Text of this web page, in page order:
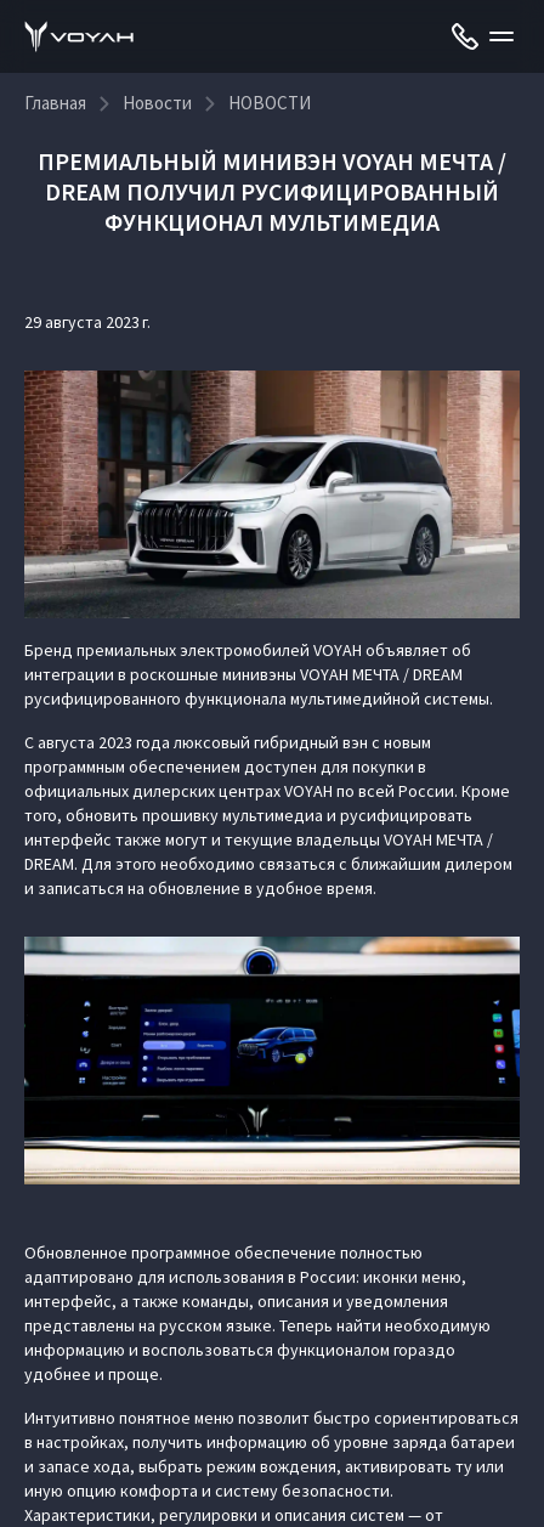
Главная Новости НОВОСТИ
ПРЕМИАЛЬНЫЙ МИНИВЭН VOYAH МЕЧТА /
DREAM ПОЛУЧИЛ РУСИФИЦИРОВАННЫЙ
ФУНКЦИОНАЛ МУЛЬТИМЕДИА
29 августа 2023 г.
Бренд премиальных электромобилей VOYAH объявляет об
интеграции в роскошные минивэны VOYAH МЕЧТА / DREAM
русифицированного функционала мультимедийной системы.
С августа 2023 года люксовый гибридный вэн с новым
программным обеспечением доступен для покупки в
официальных дилерских центрах VOYAH по всей России. Кроме
того, обновить прошивку мультимедиа и русифицировать
интерфейс также могут и текущие владельцы VOYAH МЕЧТА /
DREAM. Для этого необходимо связаться с ближайшим дилером
и записаться на обновление в удобное время.
Обновленное программное обеспечение полностью
адаптировано для использования в России: иконки меню,
интерфейс, а также команды, описания и уведомления
представлены на русском языке. Теперь найти необходимую
информацию и воспользоваться функционалом гораздо
удобнее и проще.
Интуитивно понятное меню позволит быстро сориентироваться
в настройках, получить информацию об уровне заряда батареи
и запасе хода, выбрать режим вождения, активировать ту или
иную опцию комфорта и систему безопасности.
Характеристики, регулировки и описания систем — от